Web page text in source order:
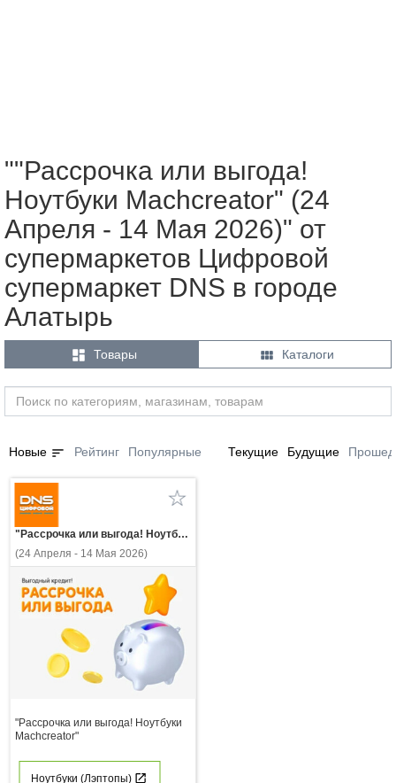
""Рассрочка или выгода!
Ноутбуки Machcreator" (24
Апреля - 14 Мая 2026)" от
супермаркетов Цифровой
супермаркет DNS в городе
Алатырь
 Товары  Каталоги
Новые sort Рейтинг Популярные Текущие Будущие
"Рассрочка или выгода! Ноутбуки Machcreator"
(24 Апреля - 14 Мая 2026)
"Рассрочка или выгода! Ноутбуки
Machcreator"
Ноутбуки (Лэптопы)